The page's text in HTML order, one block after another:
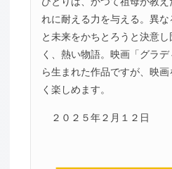
れに耐える力を与える。異な
と未来をかちとろうと決意
く、熱い物語。映画「グラ
ら生まれた作品ですが、映
く楽しめます。
２０２５年２月１２日